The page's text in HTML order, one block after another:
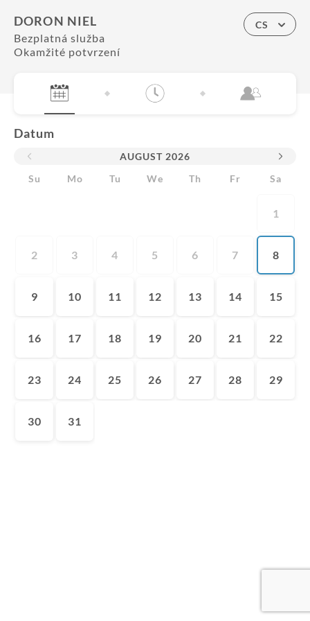
DORON NIEL
Bezplatná služba
Okamžité potvrzení
CS
Datum
AUGUST 2026
Su
Mo Tu We Th Fr Sa
1
2 3 4 5 6 7 8
9 10 11 12 13 14 15
16 17 18 19 20 21 22
23 24 25 26 27 28 29
30 31